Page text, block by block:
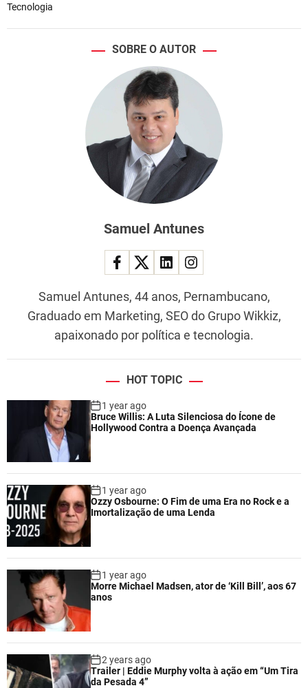
Tecnologia
SOBRE O AUTOR
Samuel Antunes
Samuel Antunes, 44 anos, Pernambucano,
Graduado em Marketing, SEO do Grupo Wikkiz,
apaixonado por política e tecnologia.
HOT TOPIC
1 year ago
Bruce Willis: A Luta Silenciosa do Ícone de
Hollywood Contra a Doença Avançada
1 year ago
Ozzy Osbourne: O Fim de uma Era no Rock e a
Imortalização de uma Lenda
1 year ago
Morre Michael Madsen, ator de ‘Kill Bill’, aos 67
anos
2 years ago
Trailer | Eddie Murphy volta à ação em “Um Tira
da Pesada 4”